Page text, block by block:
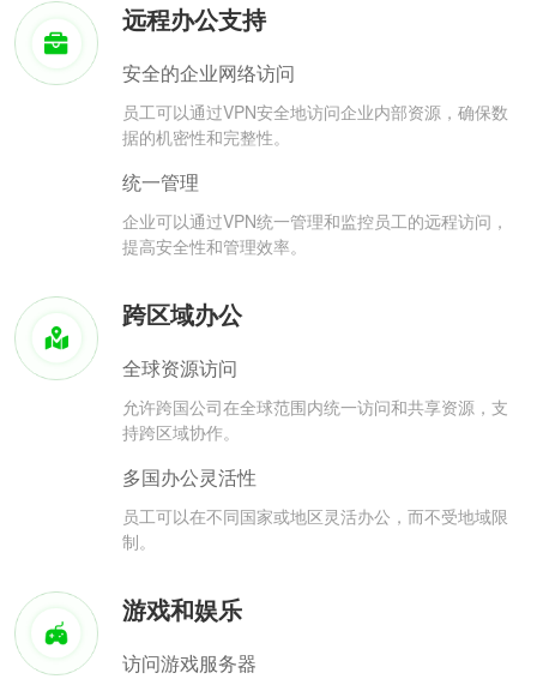
远程办公支持
安全的企业网络访问
员工可以通过VPN安全地访问企业内部资源，确保数
据的机密性和完整性。
统一管理
企业可以通过VPN统一管理和监控员工的远程访问，
提高安全性和管理效率。
跨区域办公
全球资源访问
允许跨国公司在全球范围内统一访问和共享资源，支
持跨区域协作。
多国办公灵活性
员工可以在不同国家或地区灵活办公，而不受地域限
制。
游戏和娱乐
访问游戏服务器